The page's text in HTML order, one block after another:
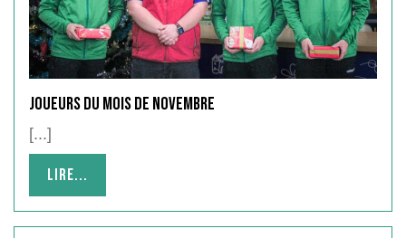
Joueurs du Mois de Novembre
[...]
Lire...